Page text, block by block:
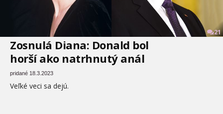
21
Zosnulá Diana: Donald bol
horší ako natrhnutý anál
pridané 18.3.2023
Veľké veci sa dejú.